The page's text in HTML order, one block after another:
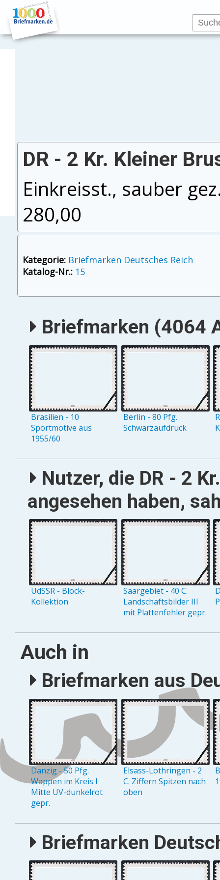
DR - 2 Kr. Kleiner
Einkreisst., sauber
280,00
Kategorie: Briefmarken Deutsches Reich
Katalog-Nr.: 15
Briefmarken (4064
Brasilien - 10
Sportmotive aus
1955/60
Berlin - 80 Pfg.
Schwarzaufdruck
Nutzer, die DR - 2
angesehen haben,
UdSSR - Block-
Kollektion
Saargebiet - 40 C.
Landschaftsbilder III
mit Plattenfehler gepr.
Auch in
Briefmarken aus
Danzig - 50 Pfg.
Wappen im Kreis I
Mitte UV-dunkelrot
gepr.
Elsass-Lothringen - 2
C. Ziffern Spitzen nach
oben
Briefmarken